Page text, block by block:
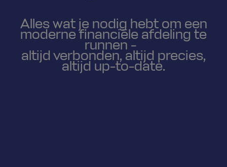
Alles wat je nodig hebt om een
moderne financiële afdeling te
runnen -
altijd verbonden, altijd precies,
altijd up-to-date.